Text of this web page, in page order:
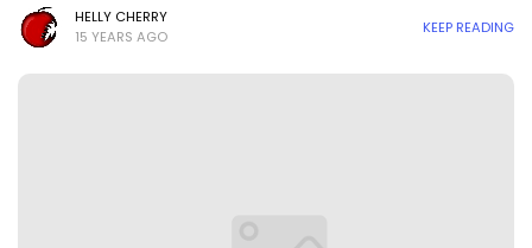
HELLY CHERRY
15 YEARS AGO
KEEP READING